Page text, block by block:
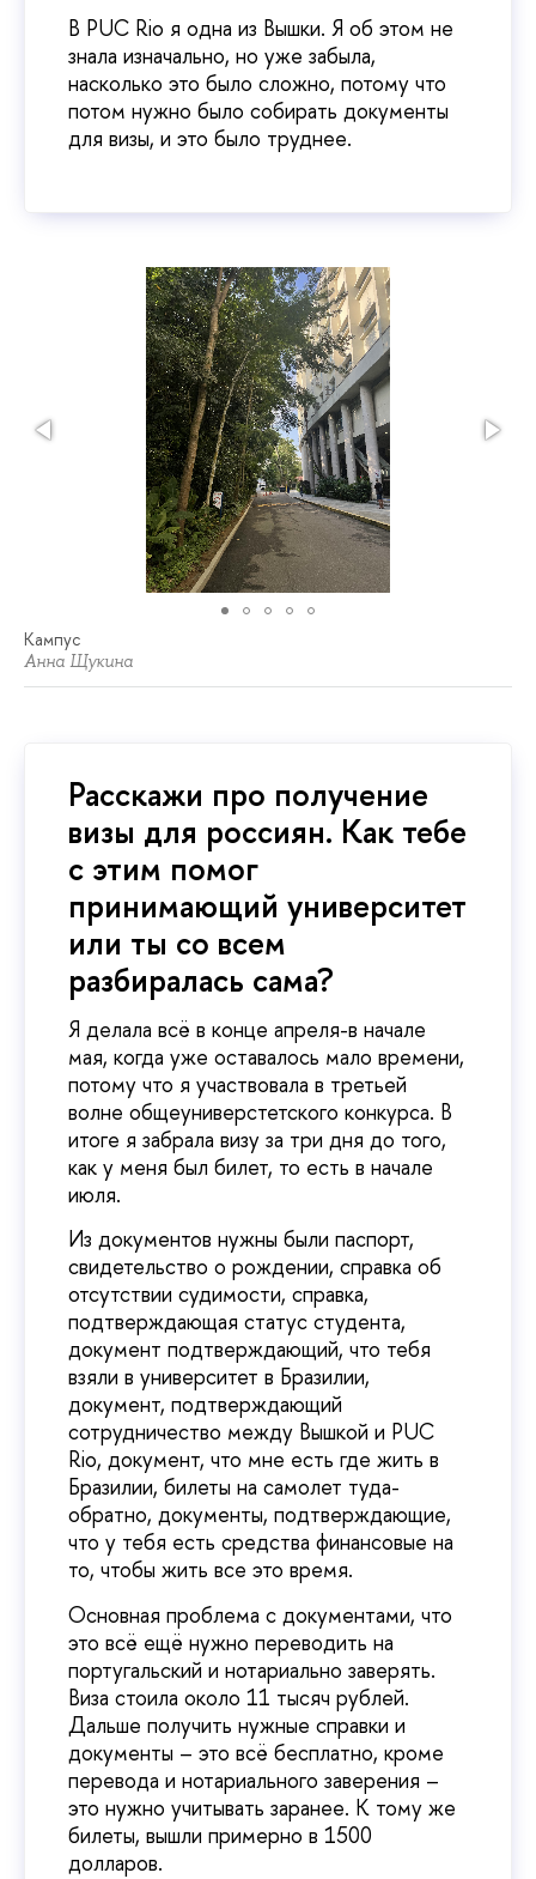
В PUC Rio я одна из Вышки. Я об этом не
знала изначально, но уже забыла,
насколько это было сложно, потому что
потом нужно было собирать документы
для визы, и это было труднее.
Кампус
Анна Щукина
Расскажи про получение
визы для россиян. Как тебе
с этим помог
принимающий университет
или ты со всем
разбиралась сама?
Я делала всё в конце апреля-в начале
мая, когда уже оставалось мало времени,
потому что я участвовала в третьей
волне общеуниверстетского конкурса. В
итоге я забрала визу за три дня до того,
как у меня был билет, то есть в начале
июля.
Из документов нужны были паспорт,
свидетельство о рождении, справка об
отсутствии судимости, справка,
подтверждающая статус студента,
документ подтверждающий, что тебя
взяли в университет в Бразилии,
документ, подтверждающий
сотрудничество между Вышкой и PUC
Rio, документ, что мне есть где жить в
Бразилии, билеты на самолет туда-
обратно, документы, подтверждающие,
что у тебя есть средства финансовые на
то, чтобы жить все это время.
Основная проблема с документами, что
это всё ещё нужно переводить на
португальский и нотариально заверять.
Виза стоила около 11 тысяч рублей.
Дальше получить нужные справки и
документы – это всё бесплатно, кроме
перевода и нотариального заверения –
это нужно учитывать заранее. К тому же
билеты, вышли примерно в 1500
долларов.